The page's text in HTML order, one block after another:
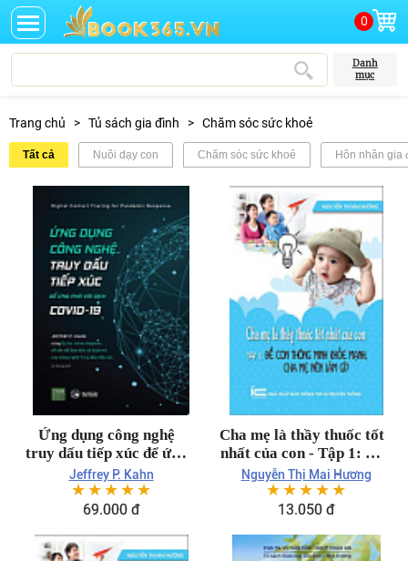
0
Danh
mục
Trang chủ > Tủ sách gia đình > Chăm sóc sức khoẻ
Tất cả Nuôi dạy con Chăm sóc sức khoẻ Hôn nhân gia
Ứng dụng công nghệ
truy dấu tiếp xúc để ứng
phó với dịch COVID-19
Jeffrey P. Kahn
☆☆☆☆☆
69.000 đ
Cha mẹ là thầy thuốc tốt
nhất của con - Tập 1: Để
con thông minh khỏe
mạnh, cha mẹ nên làm
gì? - Thời hạn: 12 tháng
Nguyễn Thị Mai Hương
☆☆☆☆☆
13.050 đ